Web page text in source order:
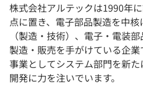
株式会社アルテックは1990年
点に置き、電子部品製造を中
（製造・技術）、電子・電装
製造・販売を手がけている企
事業としてシステム部門を新
開発に力を注いでいます。